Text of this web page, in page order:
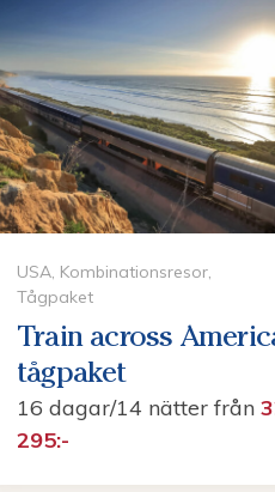
USA, Kombinationsresor,
Tågpaket
Train across
tågpaket
16 dagar/14 nätter från
295:-